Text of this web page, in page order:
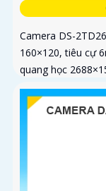
Camera DS-
160×120, tiêu cự
quang học
nhiệt độ trong...